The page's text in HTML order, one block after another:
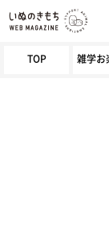
TOP 雑学お